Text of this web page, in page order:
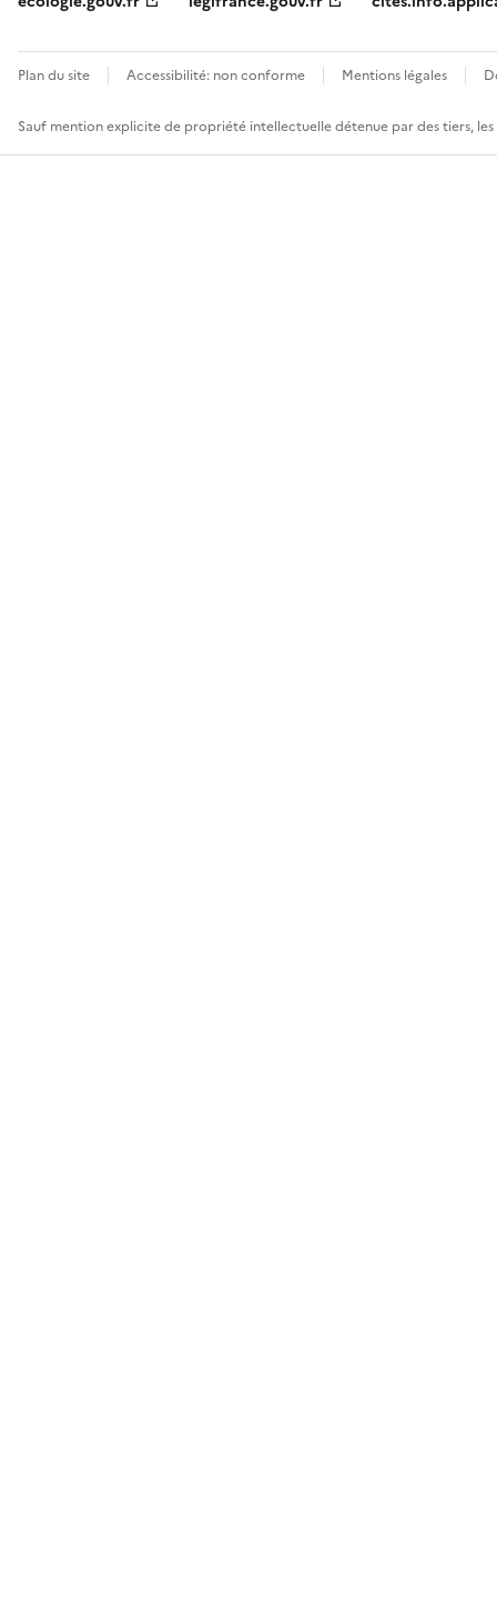
Plan du site Accessibilité: non conforme Mentions légales
Sauf mention explicite de propriété intellectuelle détenue par des tiers,